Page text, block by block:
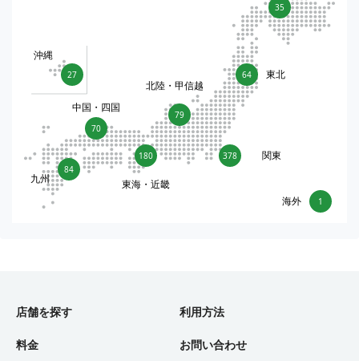
35
64 東北
378 関東
79
北陸・甲信越
180
東海・近畿
70
中国・四国
84
九州
27
沖縄
1
海外
店舗を探す 利用方法
料金 お問い合わせ